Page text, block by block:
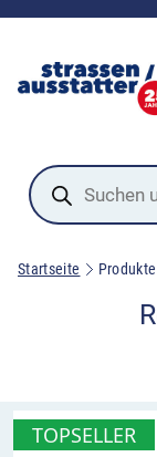
Products
search
Startseite
TOPSELLER